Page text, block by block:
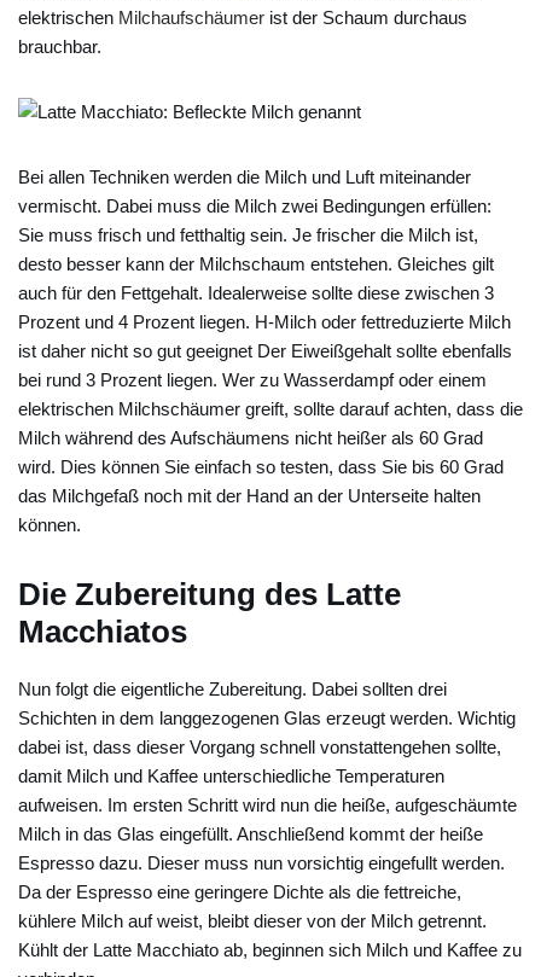
elektrischen Milchaufschäumer ist der Schaum durchaus
brauchbar.
Bei allen Techniken werden die Milch und Luft miteinander
vermischt. Dabei muss die Milch zwei Bedingungen erfüllen:
Sie muss frisch und fetthaltig sein. Je frischer die Milch ist,
desto besser kann der Milchschaum entstehen. Gleiches gilt
auch für den Fettgehalt. Idealerweise sollte diese zwischen 3
Prozent und 4 Prozent liegen. H-Milch oder fettreduzierte Milch
ist daher nicht so gut geeignet Der Eiweißgehalt sollte ebenfalls
bei rund 3 Prozent liegen. Wer zu Wasserdampf oder einem
elektrischen Milchschäumer greift, sollte darauf achten, dass die
Milch während des Aufschäumens nicht heißer als 60 Grad
wird. Dies können Sie einfach so testen, dass Sie bis 60 Grad
das Milchgefaß noch mit der Hand an der Unterseite halten
können.
Die Zubereitung des Latte
Macchiatos
Nun folgt die eigentliche Zubereitung. Dabei sollten drei
Schichten in dem langgezogenen Glas erzeugt werden. Wichtig
dabei ist, dass dieser Vorgang schnell vonstattengehen sollte,
damit Milch und Kaffee unterschiedliche Temperaturen
aufweisen. Im ersten Schritt wird nun die heiße, aufgeschäumte
Milch in das Glas eingefüllt. Anschließend kommt der heiße
Espresso dazu. Dieser muss nun vorsichtig eingefullt werden.
Da der Espresso eine geringere Dichte als die fettreiche,
kühlere Milch auf weist, bleibt dieser von der Milch getrennt.
Kühlt der Latte Macchiato ab, beginnen sich Milch und Kaffee zu